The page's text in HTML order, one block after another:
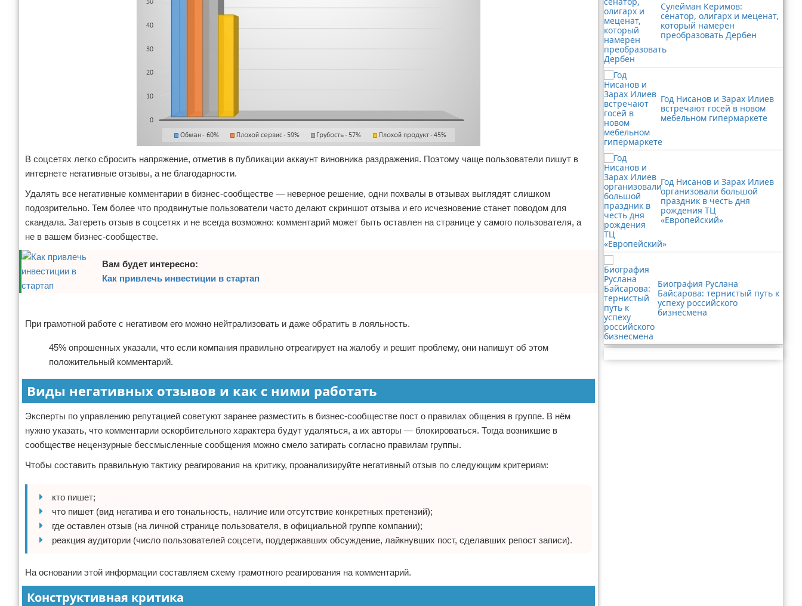
В соцсетях легко сбросить напряжение, отметив в публикации аккаунт виновника раздражения. Поэтому чаще пользователи пишут в
интернете негативные отзывы, а не благодарности.
Удалять все негативные комментарии в бизнес-сообществе — неверное решение, одни похвалы в отзывах выглядят слишком
подозрительно. Тем более что продвинутые пользователи часто делают скриншот отзыва и его исчезновение станет поводом для
скандала. Затереть отзыв в соцсетях и не всегда возможно: комментарий может быть оставлен на странице у самого пользователя, а
не в вашем бизнес-сообществе.
Вам будет интересно:
Как привлечь инвестиции в стартап
При грамотной работе с негативом его можно нейтрализовать и даже обратить в лояльность.
45% опрошенных указали, что если компания правильно отреагирует на жалобу и решит проблему, они напишут об этом
положительный комментарий.
Виды негативных отзывов и как с ними работать
Эксперты по управлению репутацией советуют заранее разместить в бизнес-сообществе пост о правилах общения в группе. В нём
нужно указать, что комментарии оскорбительного характера будут удаляться, а их авторы — блокироваться. Тогда возникшие в
сообществе нецензурные бессмысленные сообщения можно смело затирать согласно правилам группы.
Чтобы составить правильную тактику реагирования на критику, проанализируйте негативный отзыв по следующим критериям:
кто пишет;
что пишет (вид негатива и его тональность, наличие или отсутствие конкретных претензий);
где оставлен отзыв (на личной странице пользователя, в официальной группе компании);
реакция аудитории (число пользователей соцсети, поддержавших обсуждение, лайкнувших пост, сделавших репост записи).
На основании этой информации составляем схему грамотного реагирования на комментарий.
Конструктивная критика
Сулейман Керимов:
сенатор, олигарх и меценат,
который намерен
преобразовать Дербен
Год Нисанов и Зарах Илиев
встречают госей в новом
мебельном гипермаркете
Год Нисанов и Зарах Илиев
организовали большой
праздник в честь дня
рождения ТЦ
«Европейский»
Биография Руслана
Байсарова: тернистый путь к
успеху российского
бизнесмена